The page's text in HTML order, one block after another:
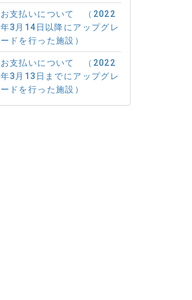
お支払いについて （2022
年3月14日以降にアップグレ
ードを行った施設）
お支払いについて （2022
年3月13日までにアップグレ
ードを行った施設）